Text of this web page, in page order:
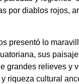
por diablos rojos,
presentó lo
sus
grandes relieves y
riqueza cultural